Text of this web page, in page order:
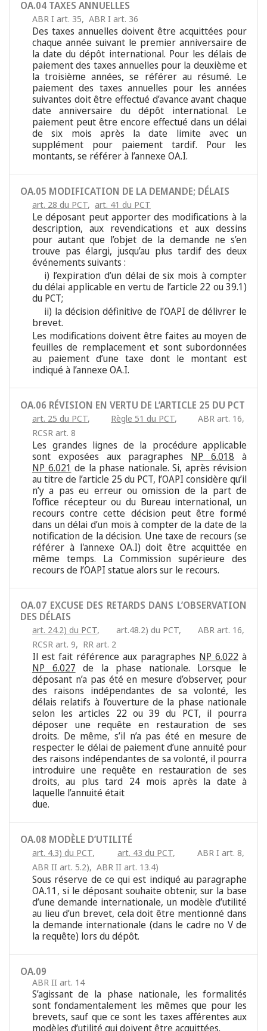
OA.04 TAXES ANNUELLES
ABR I art. 35, ABR I art. 36
Des taxes annuelles doivent être acquittées pour
chaque année suivant le premier anniversaire de
la date du dépôt international. Pour les délais de
paiement des taxes annuelles pour la deuxième et
la troisième années, se référer au résumé. Le
paiement des taxes annuelles pour les années
suivantes doit être effectué d’avance avant chaque
date anniversaire du dépôt international. Le
paiement peut être encore effectué dans un délai
de six mois après la date limite avec un
supplément pour paiement tardif. Pour les
montants, se référer à l’annexe OA.I.
OA.05 MODIFICATION DE LA DEMANDE; DÉLAIS
art. 28 du PCT, art. 41 du PCT
Le déposant peut apporter des modifications à la
description, aux revendications et aux dessins
pour autant que l’objet de la demande ne s’en
trouve pas élargi, jusqu’au plus tardif des deux
événements suivants :
i) l’expiration d’un délai de six mois à compter
du délai applicable en vertu de l’article 22 ou 39.1)
du PCT;
ii) la décision définitive de l’OAPI de délivrer le
brevet.
Les modifications doivent être faites au moyen de
feuilles de remplacement et sont subordonnées
au paiement d’une taxe dont le montant est
indiqué à l’annexe OA.I.
OA.06 RÉVISION EN VERTU DE L’ARTICLE 25 DU PCT
art. 25 du PCT, Règle 51 du PCT, ABR art. 16,
RCSR art. 8
Les grandes lignes de la procédure applicable
sont exposées aux paragraphes NP 6.018 à
NP 6.021 de la phase nationale. Si, après révision
au titre de l’article 25 du PCT, l’OAPI considère qu’il
n’y a pas eu erreur ou omission de la part de
l’office récepteur ou du Bureau international, un
recours contre cette décision peut être formé
dans un délai d’un mois à compter de la date de la
notification de la décision. Une taxe de recours (se
référer à l'annexe OA.I) doit être acquittée en
même temps. La Commission supérieure des
recours de l’OAPI statue alors sur le recours.
OA.07 EXCUSE DES RETARDS DANS L’OBSERVATION
DES DÉLAIS
art. 24.2) du PCT, art.48.2) du PCT, ABR art. 16,
RCSR art. 9, RR art. 2
Il est fait référence aux paragraphes NP 6.022 à
NP 6.027 de la phase nationale. Lorsque le
déposant n’a pas été en mesure d’observer, pour
des raisons indépendantes de sa volonté, les
délais relatifs à l’ouverture de la phase nationale
selon les articles 22 ou 39 du PCT, il pourra
déposer une requête en restauration de ses
droits. De même, s’il n’a pas été en mesure de
respecter le délai de paiement d’une annuité pour
des raisons indépendantes de sa volonté, il pourra
introduire une requête en restauration de ses
droits, au plus tard 24 mois après la date à
laquelle l’annuité était
due.
OA.08 MODÈLE D’UTILITÉ
art. 4.3) du PCT, art. 43 du PCT, ABR I art. 8,
ABR II art. 5.2), ABR II art. 13.4)
Sous réserve de ce qui est indiqué au paragraphe
OA.11, si le déposant souhaite obtenir, sur la base
d’une demande internationale, un modèle d’utilité
au lieu d’un brevet, cela doit être mentionné dans
la demande internationale (dans le cadre no V de
la requête) lors du dépôt.
OA.09
ABR II art. 14
S’agissant de la phase nationale, les formalités
sont fondamentalement les mêmes que pour les
brevets, sauf que ce sont les taxes afférentes aux
modèles d’utilité qui doivent être acquittées.